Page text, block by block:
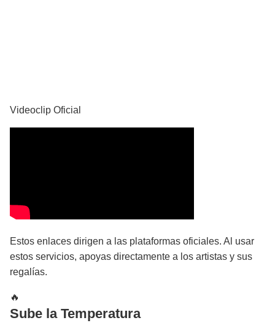
Videoclip Oficial
Estos enlaces dirigen a las plataformas oficiales. Al usar
estos servicios, apoyas directamente a los artistas y sus
regalías.
🔥
Sube la Temperatura